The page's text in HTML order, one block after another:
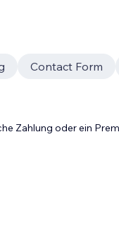
Contact Form
Zahlung oder ein